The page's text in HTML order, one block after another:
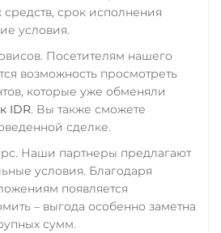
срок исполнения
условия.
Посетителям нашего
возможность просмотреть
которые уже обменяли
IDR. Вы также сможете
сделке.
Наши партнеры предлагают
условия. Благодаря
появляется
– выгода особенно заметна
сумм.